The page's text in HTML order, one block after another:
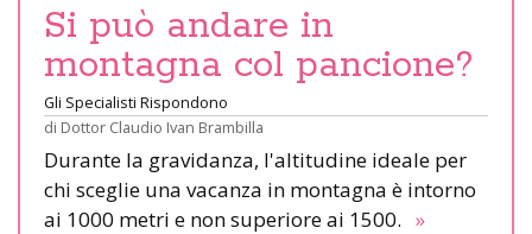
Si può andare in
montagna col pancione?
Gli Specialisti Rispondono
di Dottor Claudio Ivan Brambilla
Durante la gravidanza, l'altitudine ideale per
chi sceglie una vacanza in montagna è intorno
ai 1000 metri e non superiore ai 1500. »